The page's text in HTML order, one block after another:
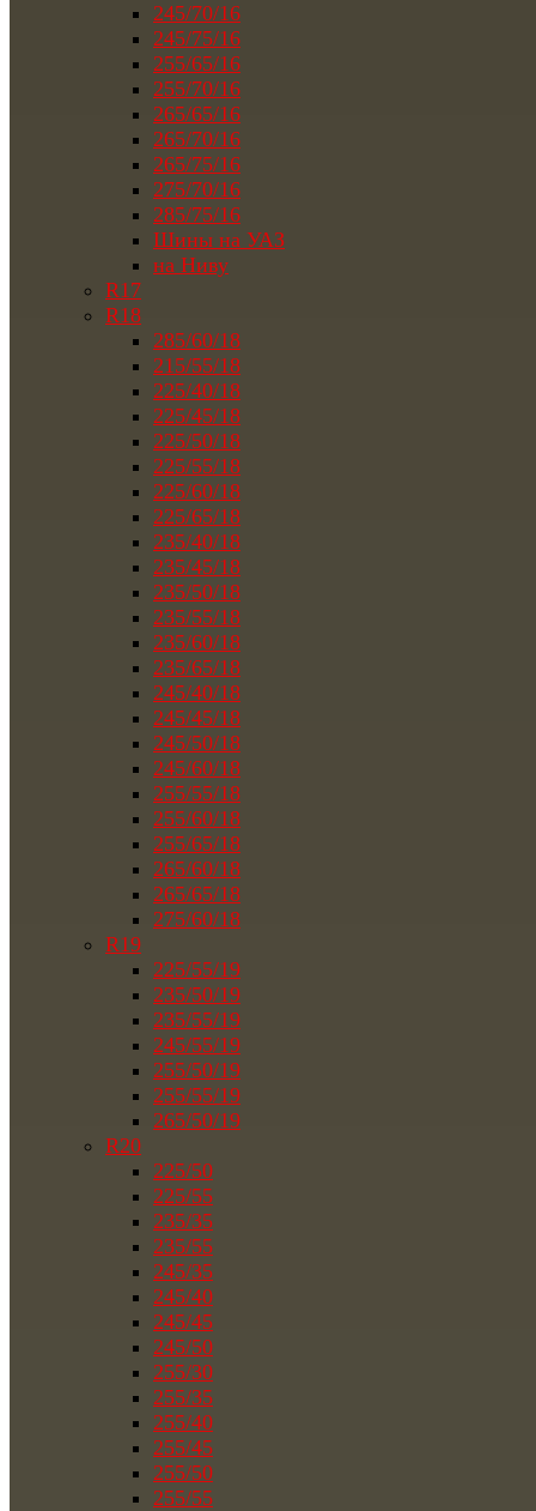
245/70/16
245/75/16
255/65/16
255/70/16
265/65/16
265/70/16
265/75/16
275/70/16
285/75/16
Шины на УАЗ
на Ниву
R17
R18
285/60/18
215/55/18
225/40/18
225/45/18
225/50/18
225/55/18
225/60/18
225/65/18
235/40/18
235/45/18
235/50/18
235/55/18
235/60/18
235/65/18
245/40/18
245/45/18
245/50/18
245/60/18
255/55/18
255/60/18
255/65/18
265/60/18
265/65/18
275/60/18
R19
225/55/19
235/50/19
235/55/19
245/55/19
255/50/19
255/55/19
265/50/19
R20
225/50
225/55
235/35
235/55
245/35
245/40
245/45
245/50
255/30
255/35
255/40
255/45
255/50
255/55